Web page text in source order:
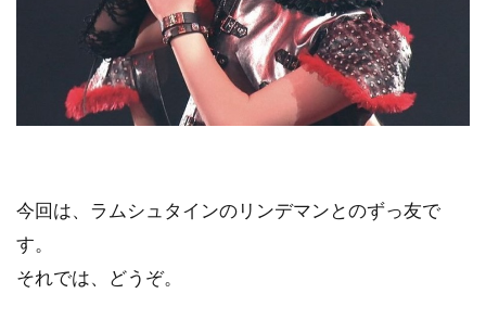
今回は、ラムシュタインのリンデマンとのずっ友で
す。
それでは、どうぞ。